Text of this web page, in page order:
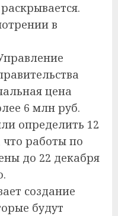
в
цена
6 млн руб.
определить 12
что работы по
до 22 декабря
создание
будут